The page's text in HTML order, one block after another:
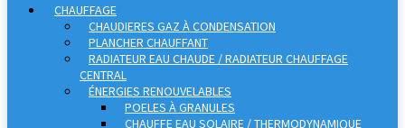
CHAUFFAGE
CHAUDIERES GAZ À CONDENSATION
PLANCHER CHAUFFANT
RADIATEUR EAU CHAUDE / RADIATEUR CHAUFFAGE
CENTRAL
ÉNERGIES RENOUVELABLES
POELES À GRANULES
CHAUFFE EAU SOLAIRE / THERMODYNAMIQUE